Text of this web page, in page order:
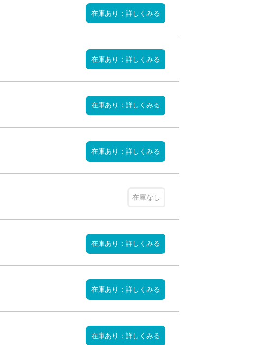
在庫あり：詳しくみる
在庫あり：詳しくみる
在庫あり：詳しくみる
在庫あり：詳しくみる
在庫なし
在庫あり：詳しくみる
在庫あり：詳しくみる
在庫あり：詳しくみる